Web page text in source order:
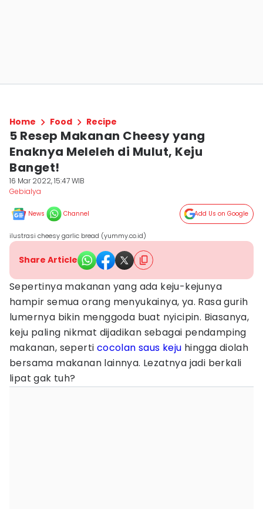
Home Food Recipe
5 Resep Makanan Cheesy yang
Enaknya Meleleh di Mulut, Keju
Banget!
16 Mar 2022, 15:47 WIB
Gebialya
News Channel Add Us on Google
ilustrasi cheesy garlic bread (yummy.co.id)
Share Article
Sepertinya makanan yang ada keju-kejunya
hampir semua orang menyukainya, ya. Rasa gurih
lumernya bikin menggoda buat nyicipin. Biasanya,
keju paling nikmat dijadikan sebagai pendamping
makanan, seperti cocolan saus keju hingga diolah
bersama makanan lainnya. Lezatnya jadi berkali
lipat gak tuh?